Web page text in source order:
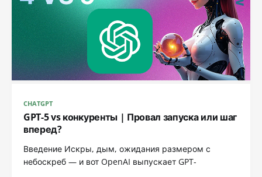
CHATGPT
GPT-5 vs конкуренты | Провал запуска или шаг
вперед?
Введение Искры, дым, ожидания размером с
небоскреб — и вот OpenAI выпускает GPT-